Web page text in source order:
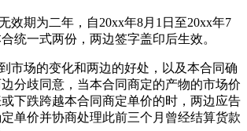
期为二年，自20xx年8月1日至20xx年7
统一式两份，两边签字盖印后生效。
场的变化和两边的好处，以及本合同确
分歧同意，当本合同商定的产物的市场价
下跌跨越本合同商定单价的时，两边应告
单价并协商处理此前三个月曾经结算货款